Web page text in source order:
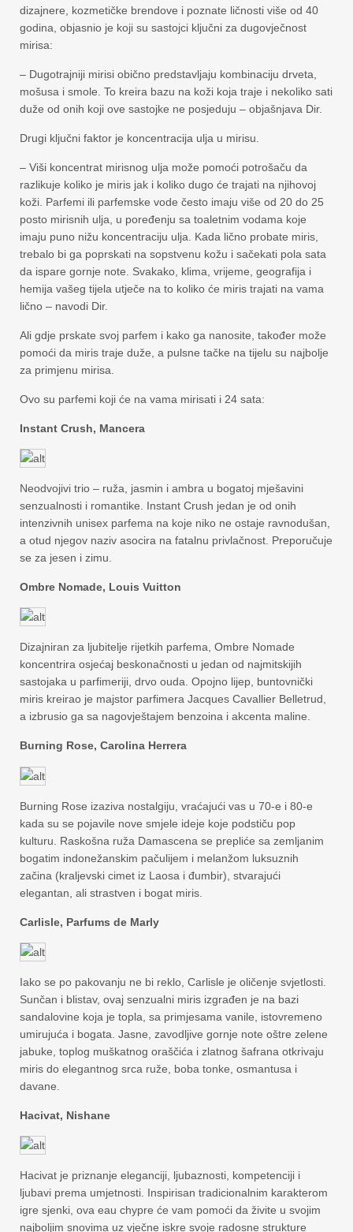
dizajnere, kozmetičke brendove i poznate ličnosti više od 40
godina, objasnio je koji su sastojci ključni za dugovječnost
mirisa:
– Dugotrajniji mirisi obično predstavljaju kombinaciju drveta,
mošusa i smole. To kreira bazu na koži koja traje i nekoliko sati
duže od onih koji ove sastojke ne posjeduju – objašnjava Dir.
Drugi ključni faktor je koncentracija ulja u mirisu.
– Viši koncentrat mirisnog ulja može pomoći potrošaču da
razlikuje koliko je miris jak i koliko dugo će trajati na njihovoj
koži. Parfemi ili parfemske vode često imaju više od 20 do 25
posto mirisnih ulja, u poređenju sa toaletnim vodama koje
imaju puno nižu koncentraciju ulja. Kada lično probate miris,
trebalo bi ga poprskati na sopstvenu kožu i sačekati pola sata
da ispare gornje note. Svakako, klima, vrijeme, geografija i
hemija vašeg tijela utječe na to koliko će miris trajati na vama
lično – navodi Dir.
Ali gdje prskate svoj parfem i kako ga nanosite, također može
pomoći da miris traje duže, a pulsne tačke na tijelu su najbolje
za primjenu mirisa.
Ovo su parfemi koji će na vama mirisati i 24 sata:
Instant Crush, Mancera
Neodvojivi trio – ruža, jasmin i ambra u bogatoj mješavini
senzualnosti i romantike. Instant Crush jedan je od onih
intenzivnih unisex parfema na koje niko ne ostaje ravnodušan,
a otud njegov naziv asocira na fatalnu privlačnost. Preporučuje
se za jesen i zimu.
Ombre Nomade, Louis Vuitton
Dizajniran za ljubitelje rijetkih parfema, Ombre Nomade
koncentrira osjećaj beskonačnosti u jedan od najmitskijih
sastojaka u parfimeriji, drvo ouda. Opojno lijep, buntovnički
miris kreirao je majstor parfimera Jacques Cavallier Belletrud,
a izbrusio ga sa nagovještajem benzoina i akcenta maline.
Burning Rose, Carolina Herrera
Burning Rose izaziva nostalgiju, vraćajući vas u 70-e i 80-e
kada su se pojavile nove smjele ideje koje podstiču pop
kulturu. Raskošna ruža Damascena se prepliće sa zemljanim
bogatim indonežanskim pačulijem i melanžom luksuznih
začina (kraljevski cimet iz Laosa i đumbir), stvarajući
elegantan, ali strastven i bogat miris.
Carlisle, Parfums de Marly
Iako se po pakovanju ne bi reklo, Carlisle je oličenje svjetlosti.
Sunčan i blistav, ovaj senzualni miris izgrađen je na bazi
sandalovine koja je topla, sa primjesama vanile, istovremeno
umirujuća i bogata. Jasne, zavodljive gornje note oštre zelene
jabuke, toplog muškatnog oraščića i zlatnog šafrana otkrivaju
miris do elegantnog srca ruže, boba tonke, osmantusa i
davane.
Hacivat, Nishane
Hacivat je priznanje eleganciji, ljubaznosti, kompetenciji i
ljubavi prema umjetnosti. Inspirisan tradicionalnim karakterom
igre sjenki, ova eau chypre će vam pomoći da živite u svojim
najboljim snovima uz vječne iskre svoje radosne strukture